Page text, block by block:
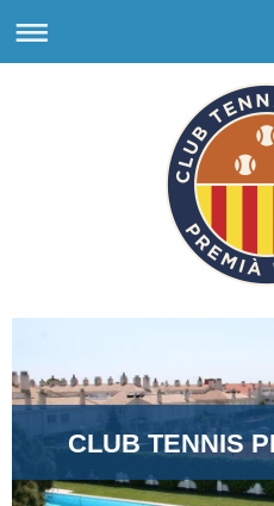
CLUB TENNIS